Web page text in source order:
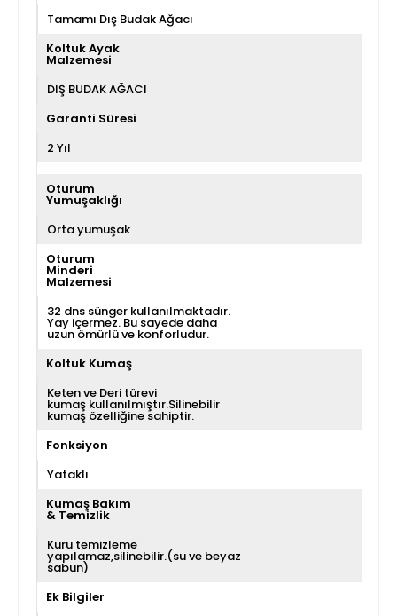
Tamamı Dış Budak Ağacı
Koltuk Ayak
Malzemesi
DIŞ BUDAK AĞACI
Garanti Süresi
2 Yıl
Oturum
Yumuşaklığı
Orta yumuşak
Oturum
Minderi
Malzemesi
32 dns sünger kullanılmaktadır.
Yay içermez. Bu sayede daha
uzun ömürlü ve konforludur.
Koltuk Kumaş
Keten ve Deri türevi
kumaş kullanılmıştır.Silinebilir
kumaş özelliğine sahiptir.
Fonksiyon
Yataklı
Kumaş Bakım
& Temizlik
Kuru temizleme
yapılamaz,silinebilir.(su ve beyaz
sabun)
Ek Bilgiler